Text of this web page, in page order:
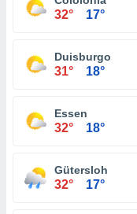
32° 17°
Duisburgo
31° 18°
Essen
32° 18°
Gütersloh
32° 17°